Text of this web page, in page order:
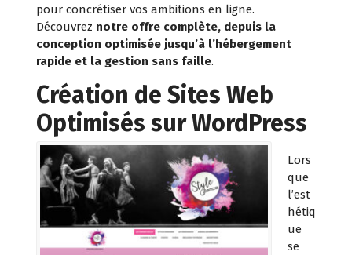
pour concrétiser vos ambitions en ligne.
Découvrez notre offre complète, depuis la
conception optimisée jusqu’à l’hébergement
rapide et la gestion sans faille.
Création de Sites Web
Optimisés sur WordPress
Lors
que
l’est
hétiq
ue
se